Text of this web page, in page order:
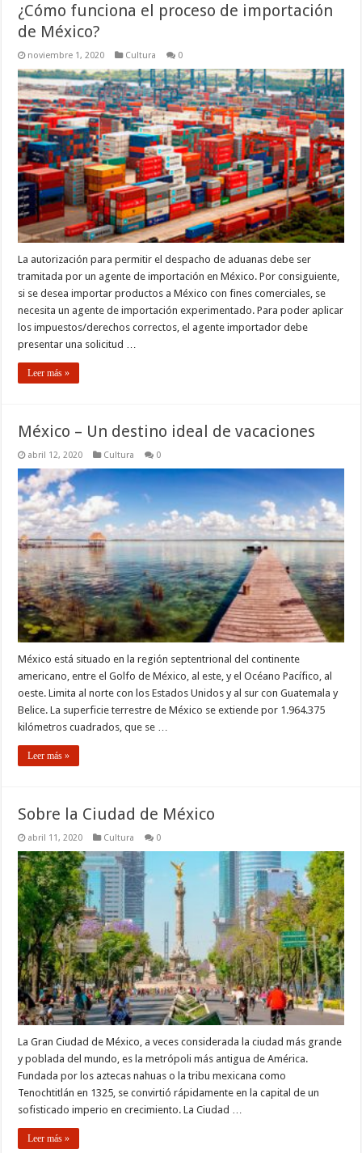
¿Cómo funciona el proceso de importación
de México?
noviembre 1, 2020 Cultura 0
La autorización para permitir el despacho de aduanas debe ser
tramitada por un agente de importación en México. Por consiguiente,
si se desea importar productos a México con fines comerciales, se
necesita un agente de importación experimentado. Para poder aplicar
los impuestos/derechos correctos, el agente importador debe
presentar una solicitud …
Leer más »
México – Un destino ideal de vacaciones
abril 12, 2020 Cultura 0
México está situado en la región septentrional del continente
americano, entre el Golfo de México, al este, y el Océano Pacífico, al
oeste. Limita al norte con los Estados Unidos y al sur con Guatemala y
Belice. La superficie terrestre de México se extiende por 1.964.375
kilómetros cuadrados, que se …
Leer más »
Sobre la Ciudad de México
abril 11, 2020 Cultura 0
La Gran Ciudad de México, a veces considerada la ciudad más grande
y poblada del mundo, es la metrópoli más antigua de América.
Fundada por los aztecas nahuas o la tribu mexicana como
Tenochtitlán en 1325, se convirtió rápidamente en la capital de un
sofisticado imperio en crecimiento. La Ciudad …
Leer más »